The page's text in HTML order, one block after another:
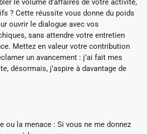
le volume d’affaires de votre activité,
? Cette réussite vous donne du poids
ouvrir le dialogue avec vos
sans attendre votre entretien
Mettez en valeur votre contribution
un avancement : j’ai fait mes
désormais, j’aspire à davantage de
ou la menace : Si vous ne me donnez